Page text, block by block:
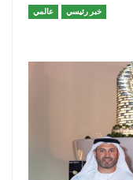
خبر رئيسي عالمي